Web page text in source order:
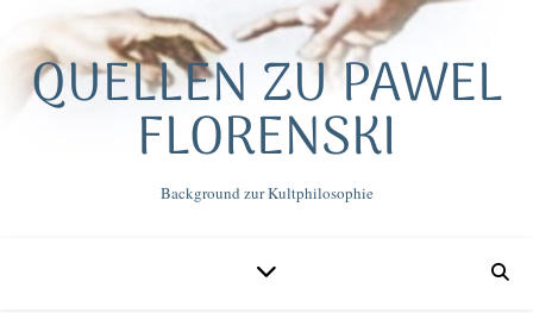
QUELLEN ZU PAWEL
FLORENSKI
Background zur Kultphilosophie